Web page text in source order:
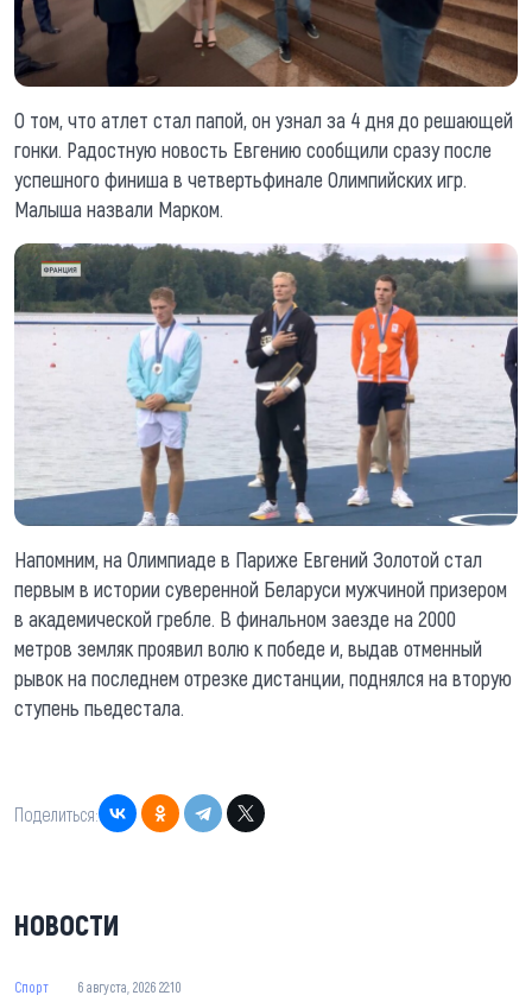
О том, что атлет стал папой, он узнал за 4 дня до решающей
гонки. Радостную новость Евгению сообщили сразу после
успешного финиша в четвертьфинале Олимпийских игр.
Малыша назвали Марком.
Напомним, на Олимпиаде в Париже Евгений Золотой стал
первым в истории суверенной Беларуси мужчиной призером
в академической гребле. В финальном заезде на 2000
метров земляк проявил волю к победе и, выдав отменный
рывок на последнем отрезке дистанции, поднялся на вторую
ступень пьедестала.
Поделиться:
НОВОСТИ
Спорт 6 августа, 2026 22:10